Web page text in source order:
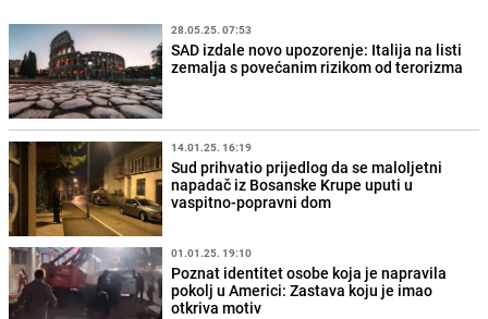
28.05.25. 07:53
SAD izdale novo upozorenje: Italija na listi
zemalja s povećanim rizikom od terorizma
14.01.25. 16:19
Sud prihvatio prijedlog da se maloljetni
napadač iz Bosanske Krupe uputi u
vaspitno-popravni dom
01.01.25. 19:10
Poznat identitet osobe koja je napravila
pokolj u Americi: Zastava koju je imao
otkriva motiv